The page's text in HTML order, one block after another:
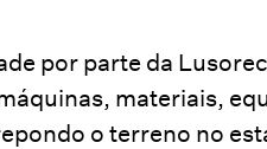
por parte da
materiais,
o terreno no